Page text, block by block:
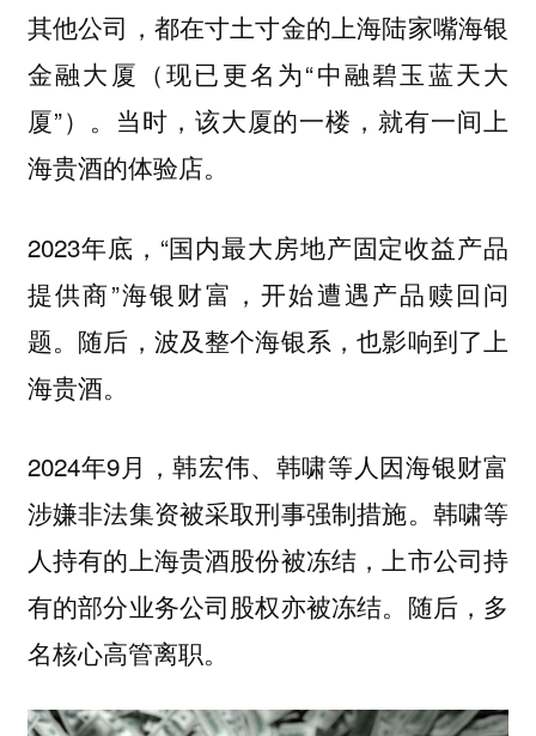
其他公司，都在寸土寸金的上海陆家嘴海银
金融大厦（现已更名为“中融碧玉蓝天大
厦”）。当时，该大厦的一楼，就有一间上
海贵酒的体验店。
2023年底，“国内最大房地产固定收益产品
提供商”海银财富，开始遭遇产品赎回问
题。随后，波及整个海银系，也影响到了上
海贵酒。
2024年9月，韩宏伟、韩啸等人因海银财富
涉嫌非法集资被采取刑事强制措施。 韩啸等
人持有的上海贵酒股份被冻结，上市公司持
有的部分业务公司股权亦被冻结。随后，多
名核心高管离职。